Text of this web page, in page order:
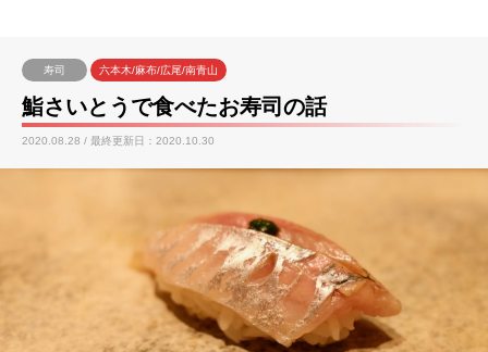
寿司 六本木/麻布/広尾/南青山
鮨さいとうで食べたお寿司の話
2020.08.28 / 最終更新日：2020.10.30